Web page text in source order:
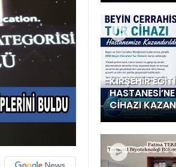
KIRŞEHİR
CİHAZI